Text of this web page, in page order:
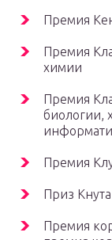
Премия
Премия
химии
Премия
биологии,
Премия
Приз Кнута
Премия